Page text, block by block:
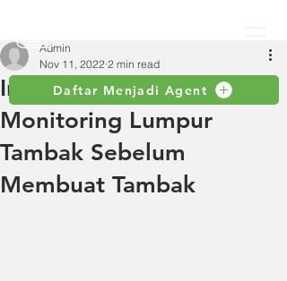
Daftar Menjadi Agent
Informasi Cara
Monitoring Lumpur
Tambak Sebelum
Membuat Tambak
Admin
Nov 11, 2022 2 min read